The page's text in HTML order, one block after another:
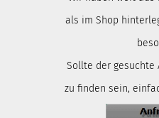
als im Shop
Sollte der gesuchte
zu finden sein,